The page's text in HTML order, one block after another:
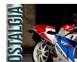
Marrocos, de 23
maio - The ultimate
experience in